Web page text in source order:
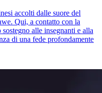
accolti dalle suore del
Qui, a contatto con la
alle insegnanti e alla
di una fede profondamente